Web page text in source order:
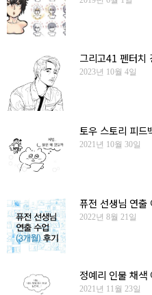
그리고41 펜터치
2023년 10월 4일
토우 스토리 피드
2021년 10월 30일
퓨전 선생님 연출
2022년 8월 21일
정예리 인물 채색
2021년 11월 23일